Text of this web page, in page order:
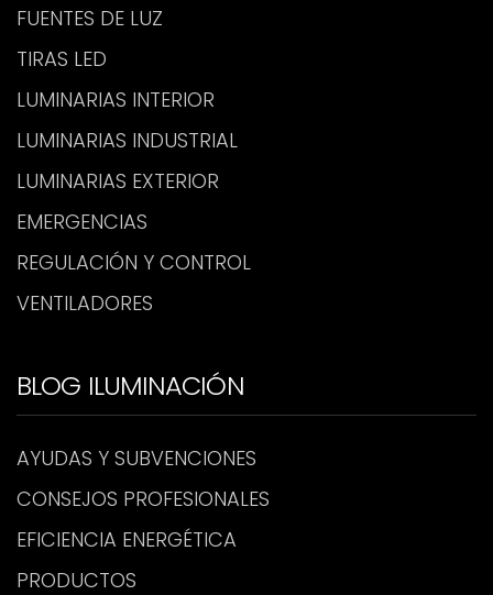
FUENTES DE LUZ
TIRAS LED
LUMINARIAS INTERIOR
LUMINARIAS INDUSTRIAL
LUMINARIAS EXTERIOR
EMERGENCIAS
REGULACIÓN Y CONTROL
VENTILADORES
BLOG ILUMINACIÓN
AYUDAS Y SUBVENCIONES
CONSEJOS PROFESIONALES
EFICIENCIA ENERGÉTICA
PRODUCTOS